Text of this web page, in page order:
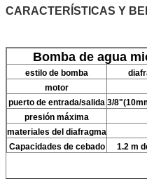
CARACTERÍSTICAS Y
Bomba de agua
estilo de bomba
motor
puerto de entrada/salida 3/
presión máxima
materiales del diafragma
Capacidades de cebado
1.2 m